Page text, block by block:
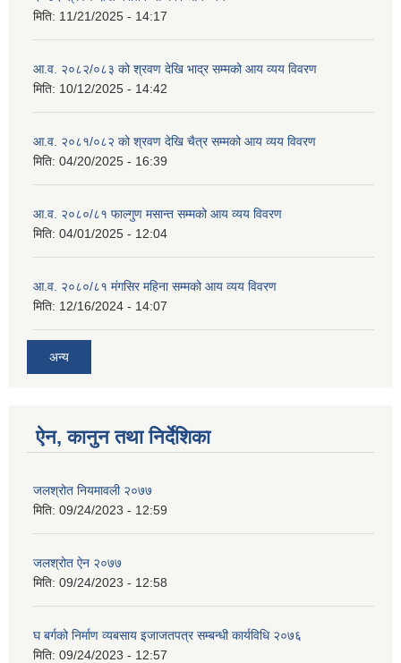
मिति: 11/21/2025 - 14:17
आ.व. २०८२/०८३ को श्रवण देखि भाद्र सम्मको आय व्यय विवरण
मिति: 10/12/2025 - 14:42
आ.व. २०८१/०८२ को श्रवण देखि चैत्र सम्मको आय व्यय विवरण
मिति: 04/20/2025 - 16:39
आ.व. २०८०/८१ फाल्गुण मसान्त सम्मको आय व्यय विवरण
मिति: 04/01/2025 - 12:04
आ.व. २०८०/८१ मंगसिर महिना सम्मको आय व्यय विवरण
मिति: 12/16/2024 - 14:07
अन्य
ऐन, कानुन तथा निर्देशिका
जलश्रोत नियमावली २०७७
मिति: 09/24/2023 - 12:59
जलश्रोत ऐन २०७७
मिति: 09/24/2023 - 12:58
घ बर्गको निर्माण व्यबसाय इजाजतपत्र सम्बन्धी कार्यविधि २०७६
मिति: 09/24/2023 - 12:57